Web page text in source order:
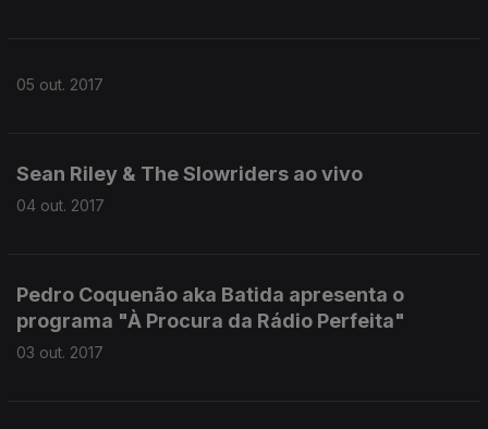
05 out. 2017
Sean Riley & The Slowriders ao vivo
04 out. 2017
Pedro Coquenão aka Batida apresenta o
programa "À Procura da Rádio Perfeita"
03 out. 2017